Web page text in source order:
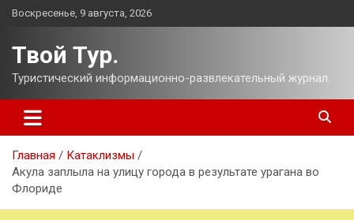
Перейти
Воскресенье, 9 августа, 2026
Твой Тур.
Туристический информационно-развлекательный журнал.
Главная
Катаклизмы
Акула заплыла на улицу города в результате урагана во
Флориде